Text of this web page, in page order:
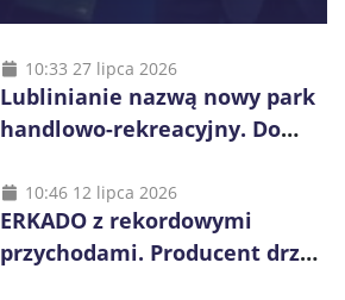
10:33 27 lipca 2026
Lublinianie nazwą nowy park
handlowo-rekreacyjny. Do
10:46 12 lipca 2026
ERKADO z rekordowymi
przychodami. Producent drzwi